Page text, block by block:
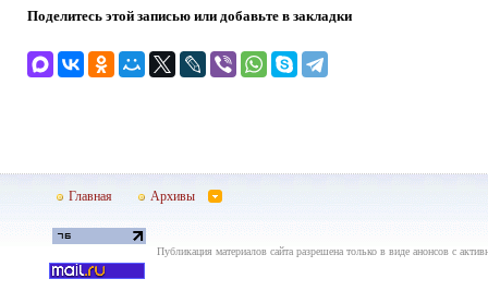
Поделитесь этой записью или добавьте в закладки
Главная Архивы
Публикация материалов сайта разрешена только в виде анонсов с